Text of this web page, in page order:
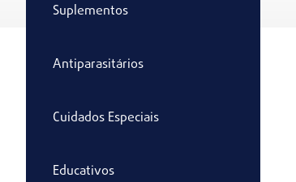
Suplementos
Antiparasitários
Cuidados Especiais
Educativos